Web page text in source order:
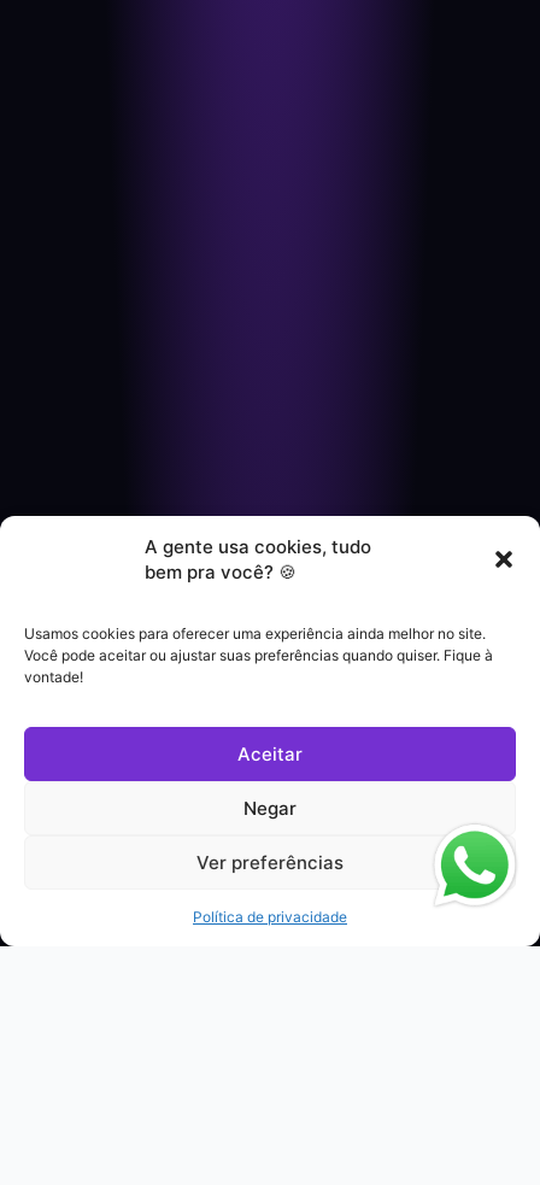
A gente usa cookies, tudo
bem pra você? 🍪
Usamos cookies para oferecer uma experiência ainda melhor no site.
Você pode aceitar ou ajustar suas preferências quando quiser. Fique à
vontade!
Aceitar
Negar
Ver preferências
Política de privacidade